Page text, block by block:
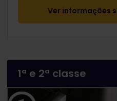
Ver informações
1ª e 2ª classe